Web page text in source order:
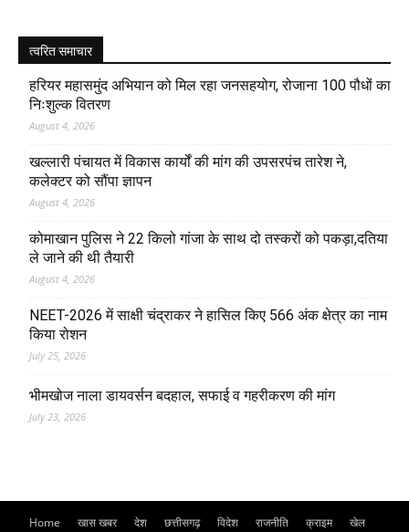
त्वरित समाचार
हरियर महासमुंद अभियान को मिल रहा जनसहयोग, रोजाना 100 पौधों का
निःशुल्क वितरण
August 4, 2026
खल्लारी पंचायत में विकास कार्यों की मांग की उपसरपंच तारेश ने,
कलेक्टर को सौंपा ज्ञापन
August 4, 2026
कोमाखान पुलिस ने 22 किलो गांजा के साथ दो तस्करों को पकड़ा,दतिया
ले जाने की थी तैयारी
August 4, 2026
NEET-2026 में साक्षी चंद्राकर ने हासिल किए 566 अंक क्षेत्र का नाम
किया रोशन
July 25, 2026
भीमखोज नाला डायवर्सन बदहाल, सफाई व गहरीकरण की मांग
July 23, 2026
Home खास खबर देश छत्तीसगढ़ विदेश राजनीति क्राइम खेल